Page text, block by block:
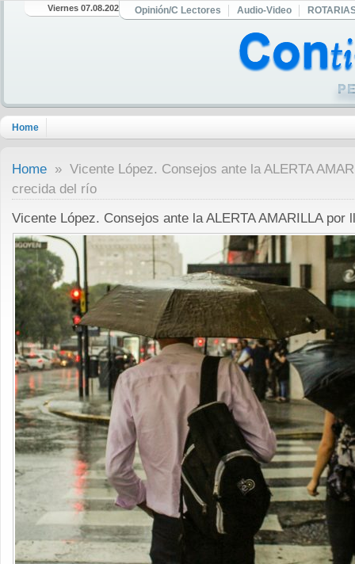
Viernes 07.08.2026 Opinión/C Lectores Audio-Video
Home
Home » Vicente López. Consejos ante la ALERTA
crecida del río
Vicente López. Consejos ante la ALERTA AMARILLA